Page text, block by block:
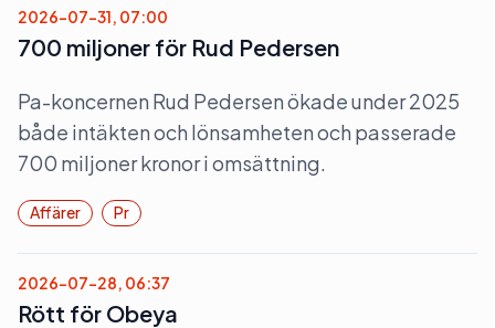
2026-07-31, 07:00
700 miljoner för Rud Pedersen
Pa-koncernen Rud Pedersen ökade under 2025
både intäkten och lönsamheten och passerade
700 miljoner kronor i omsättning.
Affärer Pr
2026-07-28, 06:37
Rött för Obeya